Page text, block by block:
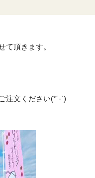
て頂きます。
注文ください(*´-`)